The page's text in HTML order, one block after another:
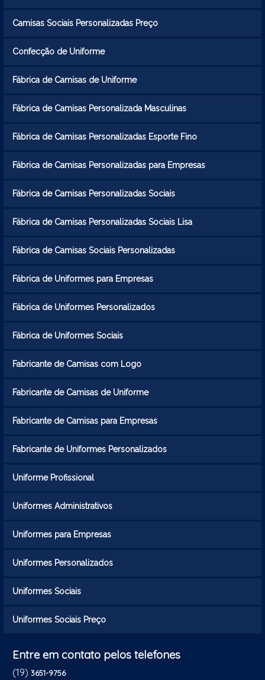
Camisas Sociais Personalizadas Preço
Confecção de Uniforme
Fábrica de Camisas de Uniforme
Fábrica de Camisas Personalizada Masculinas
Fábrica de Camisas Personalizadas Esporte Fino
Fábrica de Camisas Personalizadas para Empresas
Fábrica de Camisas Personalizadas Sociais
Fábrica de Camisas Personalizadas Sociais Lisa
Fábrica de Camisas Sociais Personalizadas
Fábrica de Uniformes para Empresas
Fábrica de Uniformes Personalizados
Fábrica de Uniformes Sociais
Fabricante de Camisas com Logo
Fabricante de Camisas de Uniforme
Fabricante de Camisas para Empresas
Fabricante de Uniformes Personalizados
Uniforme Profissional
Uniformes Administrativos
Uniformes para Empresas
Uniformes Personalizados
Uniformes Sociais
Uniformes Sociais Preço
Entre em contato pelos telefones
(19) 3651-9756